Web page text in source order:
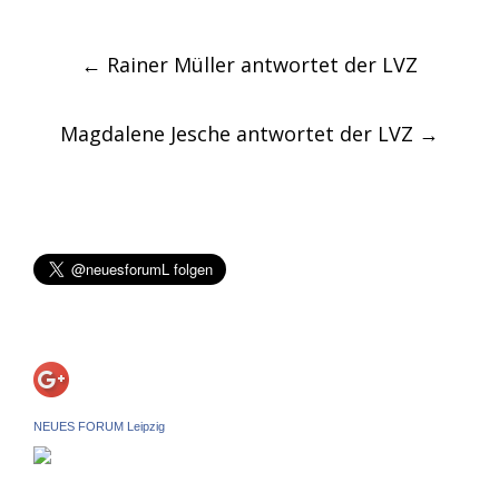
Post
← Rainer Müller antwortet der LVZ
Magdalene Jesche antwortet der LVZ →
NEUES FORUM Leipzig